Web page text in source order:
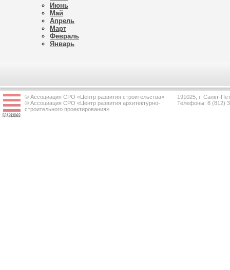
Июнь
Май
Апрель
Март
Февраль
Январь
© Ассоциация СРО «Центр развития строительства»
© Ассоциация СРО «Центр развития архитектурно-
строительного проектирования»
191025, г. Санкт-
Телефоны: 8 (812)